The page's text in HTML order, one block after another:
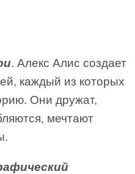
. Алекс Алис создает
каждый из которых
Они дружат,
мечтают